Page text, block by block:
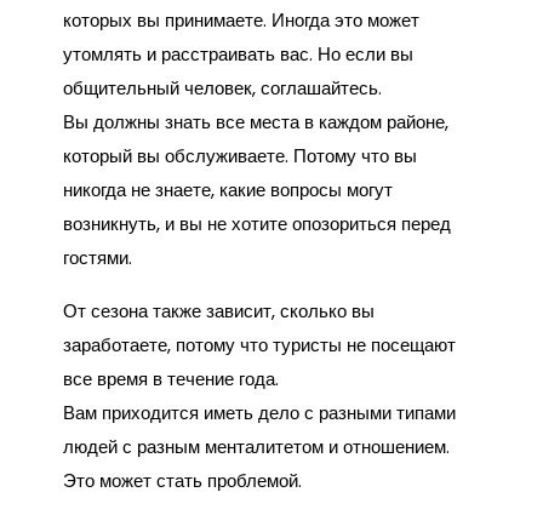
которых вы принимаете. Иногда это может
утомлять и расстраивать вас. Но если вы
общительный человек, соглашайтесь.
Вы должны знать все места в каждом районе,
который вы обслуживаете. Потому что вы
никогда не знаете, какие вопросы могут
возникнуть, и вы не хотите опозориться перед
гостями.
От сезона также зависит, сколько вы
заработаете, потому что туристы не посещают
все время в течение года.
Вам приходится иметь дело с разными типами
людей с разным менталитетом и отношением.
Это может стать проблемой.